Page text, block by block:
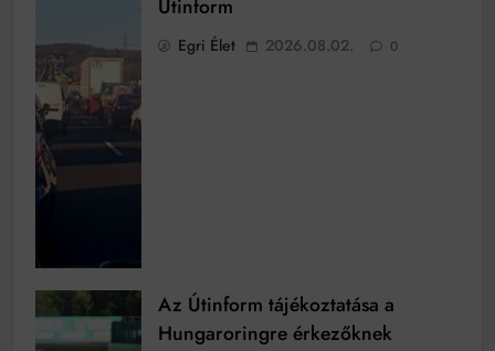
Útinform
Egri Élet 2026.08.02. 0
Az Útinform tájékoztatása a
Hungaroringre érkezőknek